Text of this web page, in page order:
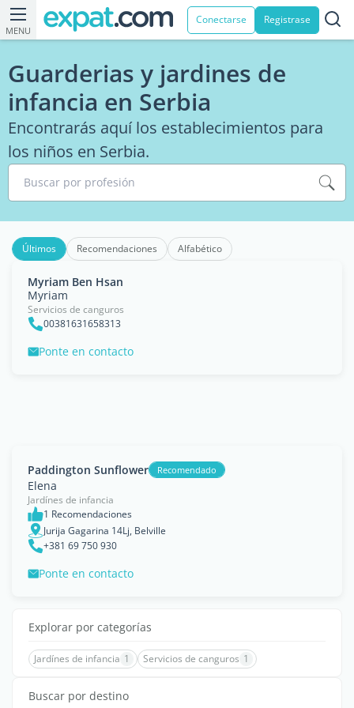
MENU
Conectarse Registrase
Guarderias y jardines de
infancia en Serbia
Encontrarás aquí los establecimientos para
los niños en Serbia.
Buscar por profesión
Últimos Recomendaciones Alfabético
Myriam Ben Hsan
Myriam
Servicios de canguros
00381631658313
Ponte en contacto
Paddington Sunflower Recomendado
Elena
Jardínes de infancia
1 Recomendaciones
Jurija Gagarina 14Lj, Belville
+381 69 750 930
Ponte en contacto
Explorar por categorías
Jardínes de infancia 1 Servicios de canguros 1
Buscar por destino